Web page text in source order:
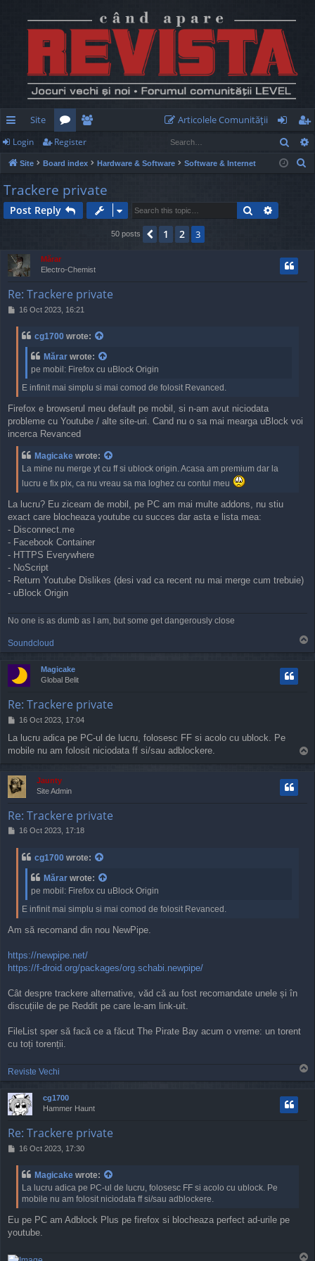
ui
ck
lin
ks
Site
or
u
m
s
e
m
be
Articolele Comunităţii
og
in
eg
ist
Login Register
Site Board index Hardware & Software Software & Internet
Trackere private
Post Reply Search
50 posts Previous
1 2 3
Mărar
Electro-Chemist
Re: Trackere private
P16 Oct 2023, 16:21
cg1700 wrote:
Mărar wrote:
pe mobil: Firefox cu uBlock Origin
E infinit mai simplu si mai comod de folosit Revanced.
Firefox e browserul meu default pe mobil, si n-am avut niciodata
probleme cu Youtube / alte site-uri. Cand nu o sa mai mearga uBlock voi
incerca Revanced
Magicake wrote:
La mine nu merge yt cu ff si ublock origin. Acasa am premium dar la
lucru e fix pix, ca nu vreau sa ma loghez cu contul meu
La lucru? Eu ziceam de mobil, pe PC am mai multe addons, nu stiu
exact care blocheaza youtube cu succes dar asta e lista mea:
- Disconnect.me
- Facebook Container
- HTTPS Everywhere
- NoScript
- Return Youtube Dislikes (desi vad ca recent nu mai merge cum trebuie)
- uBlock Origin
No one is as dumb as I am, but some get dangerously close
Soundcloud
o
Magicake
Global Belit
Re: Trackere private
P
s
t
16 Oct 2023, 17:04
La lucru adica pe PC-ul de lucru, folosesc FF si acolo cu ublock. Pe
mobile nu am folosit niciodata ff si/sau adblockere.
Jaunty
Site Admin
Re: Trackere private
P16 Oct 2023, 17:18
cg1700 wrote:
Mărar wrote:
pe mobil: Firefox cu uBlock Origin
E infinit mai simplu si mai comod de folosit Revanced.
Am să recomand din nou NewPipe.
https://newpipe.net/
https://f-droid.org/packages/org.schabi.newpipe/
Cât despre trackere alternative, văd că au fost recomandate unele și în
discuțiile de pe Reddit pe care le-am link-uit.
FileList sper să facă ce a făcut The Pirate Bay acum o vreme: un torent
cu toți torenții.
Reviste Vechi
o
cg1700
Hammer Haunt
Re: Trackere private
P16 Oct 2023, 17:30
Magicake wrote:
La lucru adica pe PC-ul de lucru, folosesc FF si acolo cu ublock. Pe
mobile nu am folosit niciodata ff si/sau adblockere.
Eu pe PC am Adblock Plus pe firefox si blocheaza perfect ad-urile pe
youtube.